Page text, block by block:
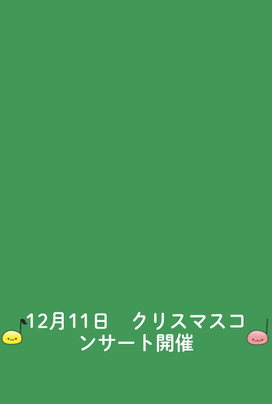
12月11日 クリスマスコ
ンサート開催